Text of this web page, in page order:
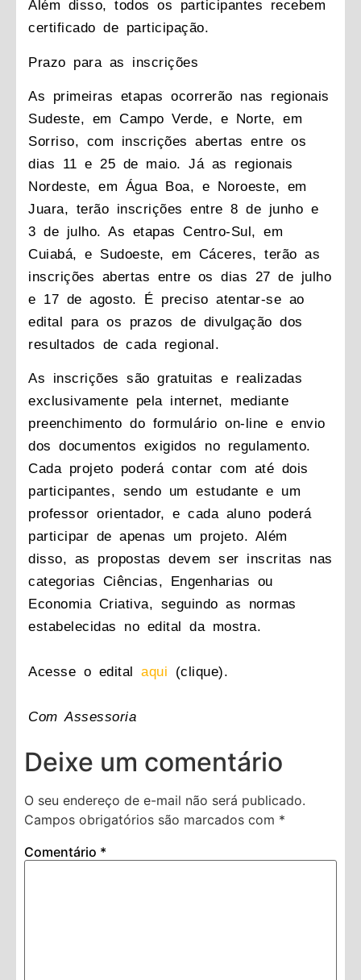
Além disso, todos os participantes recebem
certificado de participação.
Prazo para as inscrições
As primeiras etapas ocorrerão nas regionais
Sudeste, em Campo Verde, e Norte, em
Sorriso, com inscrições abertas entre os
dias 11 e 25 de maio. Já as regionais
Nordeste, em Água Boa, e Noroeste, em
Juara, terão inscrições entre 8 de junho e
3 de julho. As etapas Centro-Sul, em
Cuiabá, e Sudoeste, em Cáceres, terão as
inscrições abertas entre os dias 27 de julho
e 17 de agosto. É preciso atentar-se ao
edital para os prazos de divulgação dos
resultados de cada regional.
As inscrições são gratuitas e realizadas
exclusivamente pela internet, mediante
preenchimento do formulário on-line e envio
dos documentos exigidos no regulamento.
Cada projeto poderá contar com até dois
participantes, sendo um estudante e um
professor orientador, e cada aluno poderá
participar de apenas um projeto. Além
disso, as propostas devem ser inscritas nas
categorias Ciências, Engenharias ou
Economia Criativa, seguindo as normas
estabelecidas no edital da mostra.
Acesse o edital aqui (clique).
Com Assessoria
Deixe um comentário
O seu endereço de e-mail não será publicado.
Campos obrigatórios são marcados com *
Comentário *